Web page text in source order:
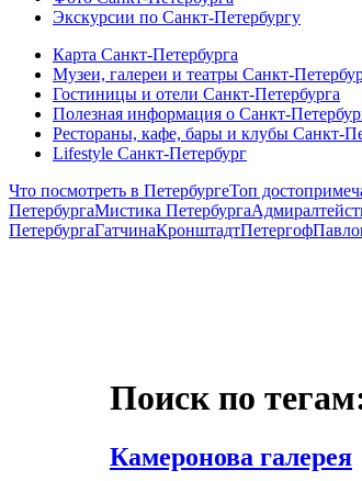
Экскурсии по Санкт-Петербургу
Карта Санкт-Петербурга
Музеи, галереи и театры Санкт-
Гостиницы и отели Санкт-Петербурга
Полезная информация о Санкт-
Рестораны, кафе, бары и клубы Санкт-
Lifestyle Санкт-Петербург
Что посмотреть в ПетербургеТоп
ПетербургаМистика Петербурга
ПетербургаГатчинаКронштадтПетергоф
Поиск по
Камеронова галерея